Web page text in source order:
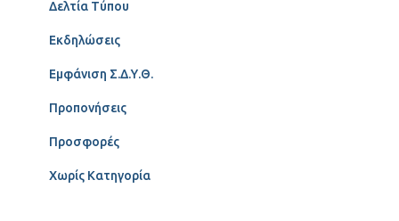
Δελτία Τύπου
Εκδηλώσεις
Εμφάνιση Σ.Δ.Υ.Θ.
Προπονήσεις
Προσφορές
Χωρίς Κατηγορία